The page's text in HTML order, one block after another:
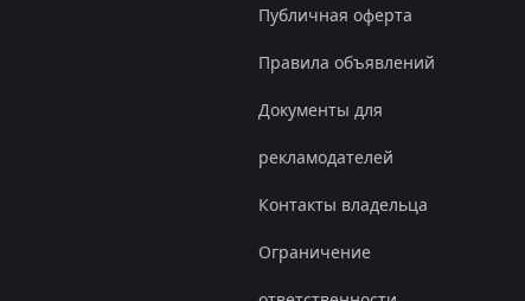
Публичная оферта
Правила объявлений
Документы для
рекламодателей
Контакты владельца
Ограничение